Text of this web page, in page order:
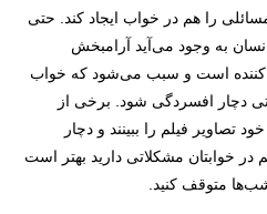
را هم در خواب ایجاد کند. حتی
به وجود می‌آید آرامبخش
کننده است و سبب می‌شود که خواب
دچار افسردگی شود. برخی از
تصاویر فیلم را ببینند و دچار
در خوابتان مشکلاتی دارید بهتر است
متوقف کنید.